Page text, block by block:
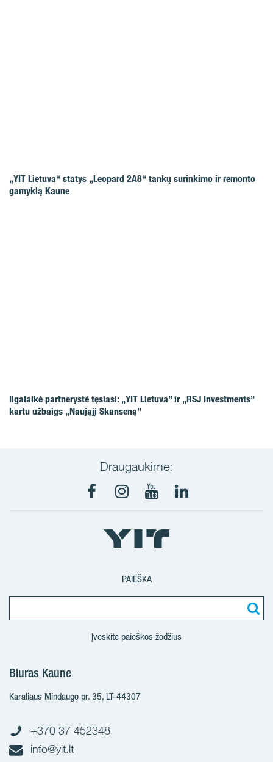
„YIT Lietuva“ statys „Leopard 2A8“ tankų surinkimo ir remonto
gamyklą Kaune
Ilgalaikė partnerystė tęsiasi: „YIT Lietuva” ir „RSJ Investments”
kartu užbaigs „Naująjį Skanseną”
Draugaukime:
FacebookInstagram
YoutubeLinkedIn
PAIEŠKA
Įveskite paieškos žodžius
Biuras Kaune
Karaliaus Mindaugo pr. 35, LT-44307
+370 37 452348
info@yit.lt